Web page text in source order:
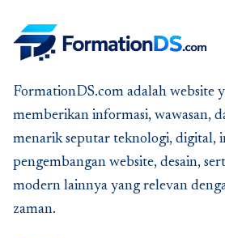
FormationDS.com adalah website
memberikan informasi, wawasan,
menarik seputar teknologi, digital,
pengembangan website, desain,
modern lainnya yang relevan
zaman.